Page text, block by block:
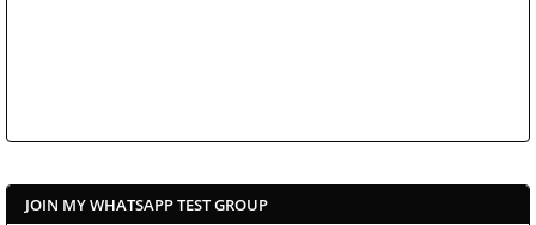
JOIN MY WHATSAPP TEST GROUP